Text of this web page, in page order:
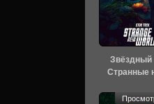
Звёздный
Странные
серия